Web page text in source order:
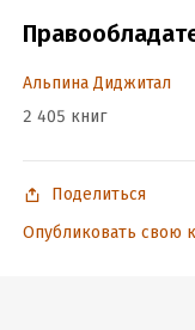
громкое,
Год издания: 2013
Альпина Диджитал
2 405 книг
Поделиться
Опубликовать свою